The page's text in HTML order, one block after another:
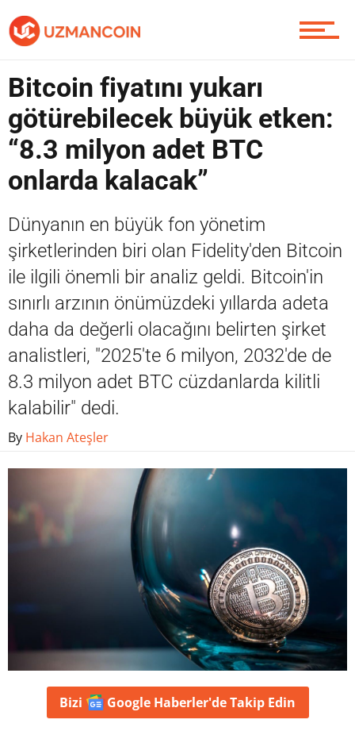
Piyasa
Soru Sor
Contact / İletişim
Bitcoin fiyatını yukarı
götürebilecek büyük etken:
“8.3 milyon adet BTC
onlarda kalacak”
Dünyanın en büyük fon yönetim
şirketlerinden biri olan Fidelity'den Bitcoin
ile ilgili önemli bir analiz geldi. Bitcoin'in
sınırlı arzının önümüzdeki yıllarda adeta
daha da değerli olacağını belirten şirket
analistleri, "2025'te 6 milyon, 2032'de de
8.3 milyon adet BTC cüzdanlarda kilitli
kalabilir" dedi.
By Hakan Ateşler
Bizi Google Haberler'deTakip Edin